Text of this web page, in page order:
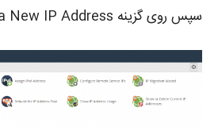
سپس روی گزینه Add a New IP Address کلیک کنید: